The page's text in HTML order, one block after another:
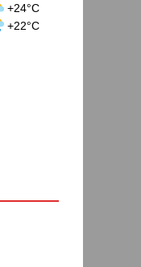
+24°C
+22°C